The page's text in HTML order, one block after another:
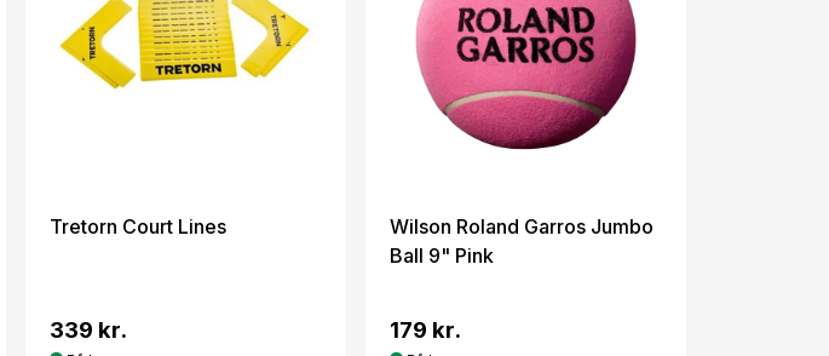
Tretorn Court Lines
339 kr.
Wilson Roland Garros Jumbo
Ball 9" Pink
179 kr.